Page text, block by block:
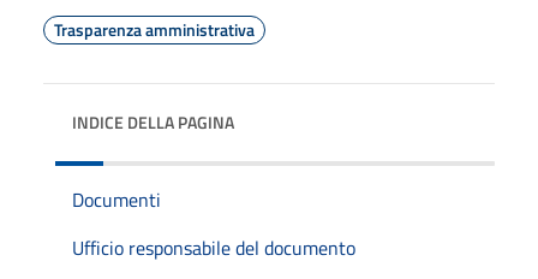
Trasparenza amministrativa
INDICE DELLA PAGINA
Documenti
Ufficio responsabile del documento